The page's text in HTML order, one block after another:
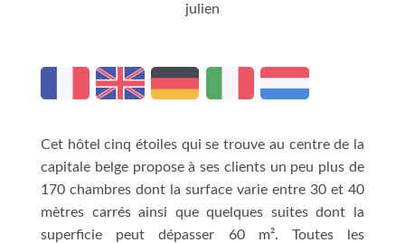
julien
Cet hôtel cinq étoiles qui se trouve au centre de la
capitale belge propose à ses clients un peu plus de
170 chambres dont la surface varie entre 30 et 40
mètres carrés ainsi que quelques suites dont la
superficie peut dépasser 60 m². Toutes les